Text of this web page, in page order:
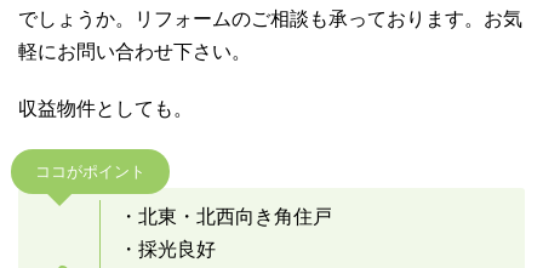
でしょうか。リフォームのご相談も承っております。お気
軽にお問い合わせ下さい。
収益物件としても。
ココがポイント
・北東・北西向き角住戸
・採光良好